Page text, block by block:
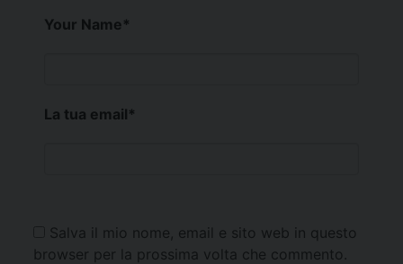
Your Name*
La tua email*
Salva il mio nome, email e sito web in questo
browser per la prossima volta che commento.